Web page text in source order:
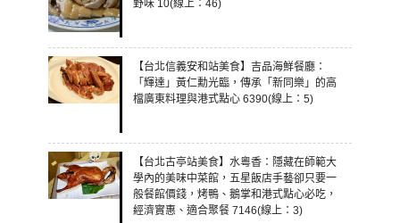
野味 10(線上：46)
【台北信義安和站美食】吉品海鮮餐廳：
「輝達」黃仁勳光臨，傳承「新同樂」的高
檔廣東料理與港式點心 6390(線上：5)
【台北古亭站美食】水粵香：隱藏在師範大
學內的美味中菜館，五星飯店手藝卻只要一
般餐館價錢，烤鴨、鵝掌和港式點心必吃，
經濟實惠、適合聚餐 7146(線上：3)